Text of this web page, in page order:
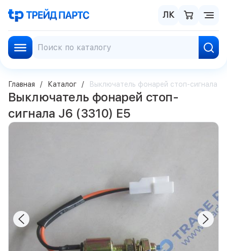
ЛК
Главная Каталог Выключатель фонарей стоп-сигнала
Выключатель фонарей стоп-
сигнала J6 (3310) E5